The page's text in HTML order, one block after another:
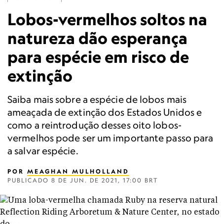
Lobos-vermelhos soltos na
natureza dão esperança
para espécie em risco de
extinção
Saiba mais sobre a espécie de lobos mais
ameaçada de extinção dos Estados Unidos e
como a reintrodução desses oito lobos-
vermelhos pode ser um importante passo para
a salvar espécie.
POR MEAGHAN MULHOLLAND
PUBLICADO 8 DE JUN. DE 2021, 17:00 BRT